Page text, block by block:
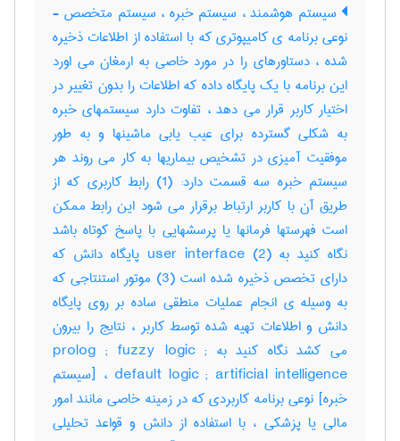
سیستم هوشمند ، سیستم خبره ، سیستم متخصص -
نوعی برنامه ی کامیپوتری که با استفاده از اطلاعات ذخیره
شده ، دستاورهای را در مورد خاصی به ارمغان می اورد
این برنامه با یک پایگاه داده که اطلاعات را بدون تغییر در
اختیار کاربر قرار می دهد ، تفاوت دارد سیستمهای خبره
به شکلی گسترده برای عیب یابی ماشینها و به طور
موفقیت آمیزی در تشخیص بیماریها به کار می روند هر
سیستم خبره سه قسمت دارد: (1) رابط کاربری که از
طریق آن با کاربر ارتباط برقرار می شود این رابط ممکن
است فهرستها فرمانها یا پرسشهایی با پاسخ کوتاه باشد
نگاه کنید به user interface (2) پایگاه دانش که
دارای تخصص ذخیره شده است (3) موتور استنتاجی که
به وسیله ی انجام عملیات منطقی ساده بر روی پایگاه
دانش و اطلاعات تهیه شده توسط کاربر ، نتایج را بیرون
می کشد نگاه کنید به prolog ; fuzzy logic ;
default logic ; artificial intelligence ، [سیستم
خبره] نوعی برنامه کاربردی که در زمینه خاصی مانند امور
مالی یا پزشکی ، با استفاده از دانش و قواعد تحلیلی